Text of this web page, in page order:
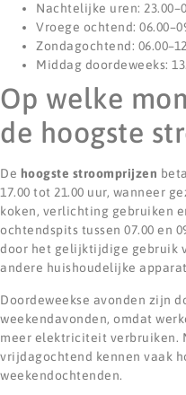
Nachtelijke uren:
Vroege ochtend:
Zondagochtend:
Middag doordeweeks:
Op welke
de hoogste
De hoogste stroomprijzen
17.00 tot 21.00 uur, wanneer
koken, verlichting gebruiken
ochtendspits tussen 07.00 en
door het gelijktijdige gebruik
andere huishoudelijke
Doordeweekse avonden zijn
weekendavonden, omdat
meer elektriciteit verbruiken.
vrijdagochtend kennen vaak
weekendochtenden.